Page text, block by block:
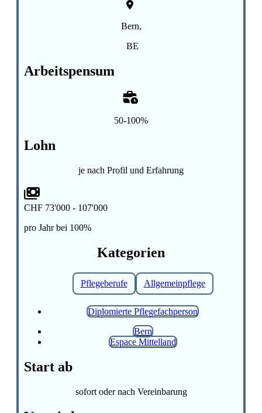
Bern,
BE
Arbeitspensum
50-100%
Lohn
je nach Profil und Erfahrung
CHF 73'000 - 107'000
pro Jahr bei 100%
Kategorien
Pflegeberufe Allgemeinpflege
Diplomierte Pflegefachperson
Bern
Espace Mittelland
Start ab
sofort oder nach Vereinbarung